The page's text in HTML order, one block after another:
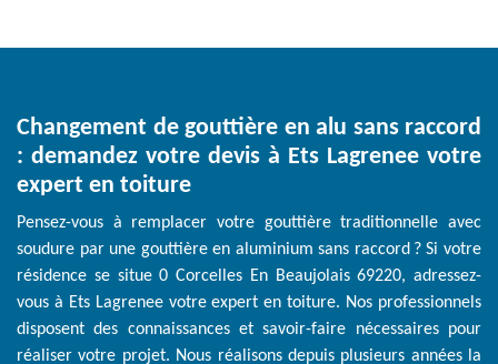
Changement de gouttière en alu sans raccord
: demandez votre devis à Ets Lagrenee votre
expert en toiture
Pensez-vous à remplacer votre gouttière traditionnelle avec
soudure par une gouttière en aluminium sans raccord ? Si votre
résidence se situe 0 Corcelles En Beaujolais 69220, adressez-
vous à Ets Lagrenee votre expert en toiture. Nos professionnels
disposent des connaissances et savoir-faire nécessaires pour
réaliser votre projet. Nous réalisons depuis plusieurs années la